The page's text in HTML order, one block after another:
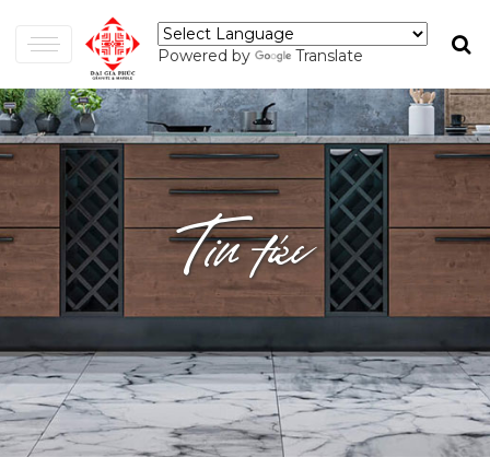
Powered by Translate
Tin tức